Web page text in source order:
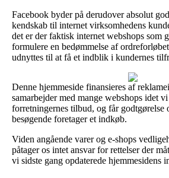
Facebook byder på derudover absolut
kendskab til internet virksomhedens
det er der faktisk internet webshops som
formulere en bedømmelse af
udnyttes til at få et indblik i kundernes
Denne hjemmeside finansieres af
samarbejder med mange webshops idet
forretningernes tilbud, og får godtgørelse
besøgende foretager et indkøb.
Viden angående varer og e-shops
påtager os intet ansvar for rettelser der
vi sidste gang opdaterede hjemmesidens